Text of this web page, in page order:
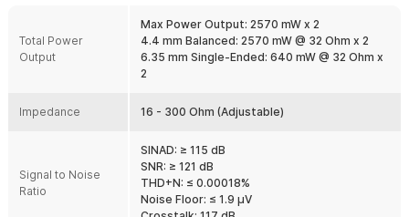
pribadi, ke speaker aktif/monitor untuk dengar bareng, atau ke
power amp dalam sistem Hi-Fi. Dukungan UAC 1.0/2.0
mempermudah koneksi lintas perangkat, termasuk konsol game.
Konektivitas Lengkap dan Daya Dahsyat
Keluarnya pun fleksibel, mulai dari 6.35 mm single-ended, 4.4 mm
sanggup hingga 640 mW @ 32 Ω (x2), sedangkan 4.4 mm balanced
mampu menghantam hingga 2570 mW @ 32 Ω (x2). Lebih dari cukup
untuk mayoritas headphone modern.
Nyaman untuk IEM hingga Over-Ear
Total Power
Output
Max Power Output: 2570 mW x 2
4.4 mm Balanced: 2570 mW @ 32 Ohm x 2
6.35 mm Single-Ended: 640 mW @ 32 Ohm x
2
Impedance 16 - 300 Ohm (Adjustable)
Signal to Noise
Ratio
SINAD: ≥ 115 dB
SNR: ≥ 121 dB
THD+N: ≤ 0.00018%
Noise Floor: ≤ 1.9 μV